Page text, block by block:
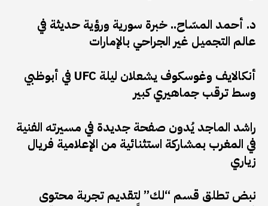
د. أحمد المسّاح.. خبرة سورية ورؤية حديثة في
عالم التجميل غير الجراحي بالإمارات
أنكالايف وغوسكوف يشعلان ليلة UFC في أبوظبي
وسط ترقب جماهيري كبير
راشد الماجد يُدون صفحة جديدة في مسيرته الفنية
في المغرب بمشاركة استثنائية من الإعلامية فريال
زياري
نبض تطلق قسم “لك” لتقديم تجربة محتوى